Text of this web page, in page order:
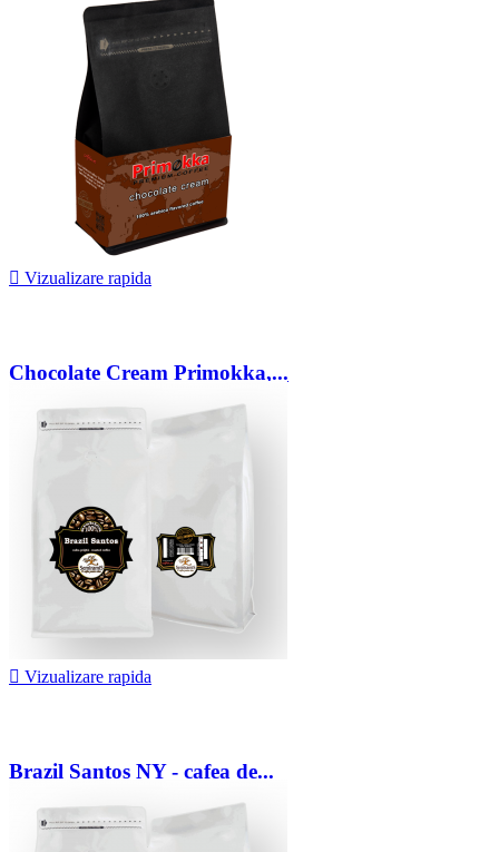
 Vizualizare rapida
Chocolate Cream Primokka,...
42,00 lei
 Vizualizare rapida
Brazil Santos NY - cafea de...
66,25 lei